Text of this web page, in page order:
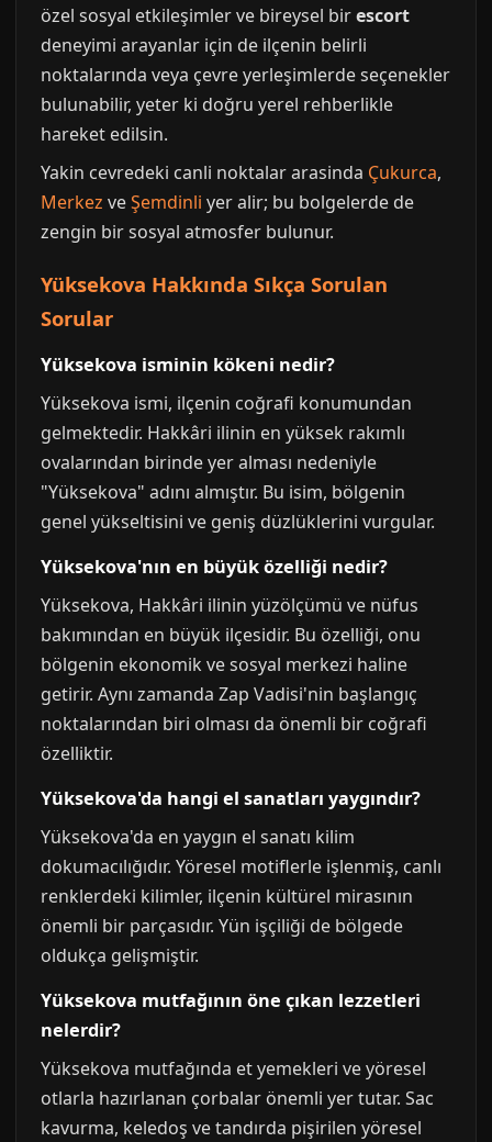
özel sosyal etkileşimler ve bireysel birescort
deneyimi arayanlar için de ilçenin belirli
noktalarında veya çevre yerleşimlerde seçenekler
bulunabilir, yeter ki doğru yerel rehberlikle
hareket edilsin.
Yakin cevredeki canli noktalar arasinda Çukurca,
Merkez veŞemdinli yer alir; bu bolgelerde de
zengin bir sosyal atmosfer bulunur.
Yüksekova Hakkında Sıkça Sorulan
Sorular
Yüksekova isminin kökeni nedir?
Yüksekova ismi, ilçenin coğrafi konumundan
gelmektedir. Hakkâri ilinin en yüksek rakımlı
ovalarından birinde yer alması nedeniyle
"Yüksekova" adını almıştır. Bu isim, bölgenin
genel yükseltisini ve geniş düzlüklerini vurgular.
Yüksekova'nın en büyük özelliği nedir?
Yüksekova, Hakkâri ilinin yüzölçümü ve nüfus
bakımından en büyük ilçesidir. Bu özelliği, onu
bölgenin ekonomik ve sosyal merkezi haline
getirir. Aynı zamanda Zap Vadisi'nin başlangıç
noktalarından biri olması da önemli bir coğrafi
özelliktir.
Yüksekova'da hangi el sanatları yaygındır?
Yüksekova'da en yaygın el sanatı kilim
dokumacılığıdır. Yöresel motiflerle işlenmiş, canlı
renklerdeki kilimler, ilçenin kültürel mirasının
önemli bir parçasıdır. Yün işçiliği de bölgede
oldukça gelişmiştir.
Yüksekova mutfağının öne çıkan lezzetleri
nelerdir?
Yüksekova mutfağında et yemekleri ve yöresel
otlarla hazırlanan çorbalar önemli yer tutar. Sac
kavurma, keledoş ve tandırda pişirilen yöresel